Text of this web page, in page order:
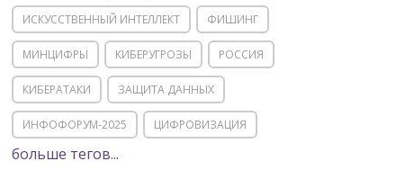
ИСКУССТВЕННЫЙ ИНТЕЛЛЕКТ ФИШИНГ
МИНЦИФРЫ КИБЕРУГРОЗЫ РОССИЯ
КИБЕРАТАКИ ЗАЩИТА ДАННЫХ
ИНФОФОРУМ-2025 ЦИФРОВИЗАЦИЯ
КИИ ИТ-ИНФРАСТРУКТУРА
больше тегов...